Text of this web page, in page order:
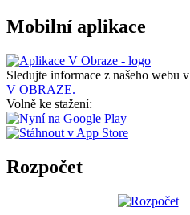
Mobilní aplikace
Sledujte informace z našeho webu v
V OBRAZE.
Volně ke stažení:
Rozpočet